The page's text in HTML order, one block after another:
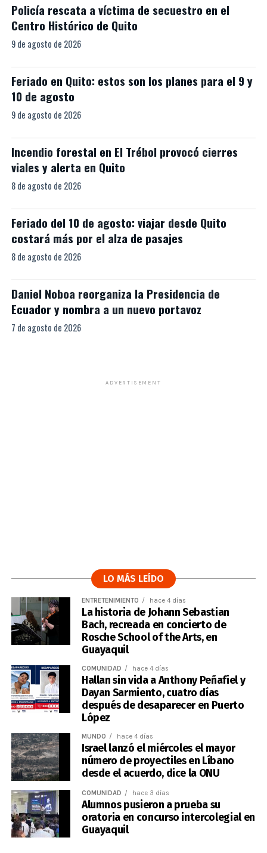
Policía rescata a víctima de secuestro en el
Centro Histórico de Quito
9 de agosto de 2026
Feriado en Quito: estos son los planes para el 9 y
10 de agosto
9 de agosto de 2026
Incendio forestal en El Trébol provocó cierres
viales y alerta en Quito
8 de agosto de 2026
Feriado del 10 de agosto: viajar desde Quito
costará más por el alza de pasajes
8 de agosto de 2026
Daniel Noboa reorganiza la Presidencia de
Ecuador y nombra a un nuevo portavoz
7 de agosto de 2026
ADVERTISEMENT
LO MÁS LEÍDO
ENTRETENIMIENTO hace 4 días
La historia de Johann Sebastian
Bach, recreada en concierto de
Rosche School of the Arts, en
Guayaquil
COMUNIDAD hace 4 días
Hallan sin vida a Anthony Peñafiel y
Dayan Sarmiento, cuatro días
después de desaparecer en Puerto
López
MUNDO hace 4 días
Israel lanzó el miércoles el mayor
número de proyectiles en Líbano
desde el acuerdo, dice la ONU
COMUNIDAD hace 3 días
Alumnos pusieron a prueba su
oratoria en concurso intercolegial en
Guayaquil